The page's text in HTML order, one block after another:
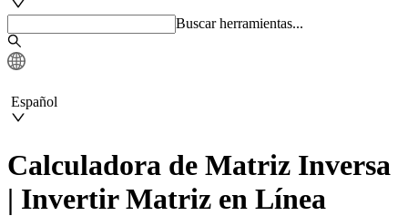
Buscar herramientas...
Español
Calculadora de Matriz Inversa
| Invertir Matriz en Línea